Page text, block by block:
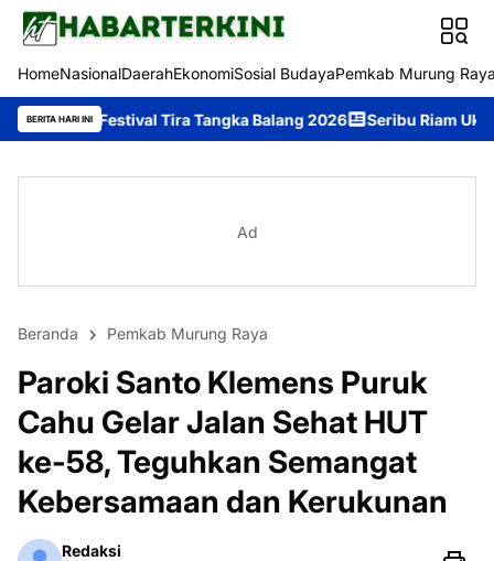
HomeNasionalDaerahEkonomiSosial BudayaPemkab Murung
BERITA HARI INI
Tira Tangka Balang 2026 Seribu Riam Ukir Prestasi di
Ad
Beranda Pemkab Murung Raya
Paroki Santo Klemens Puruk
Cahu Gelar Jalan Sehat HUT
ke-58, Teguhkan Semangat
Kebersamaan dan Kerukunan
Redaksi